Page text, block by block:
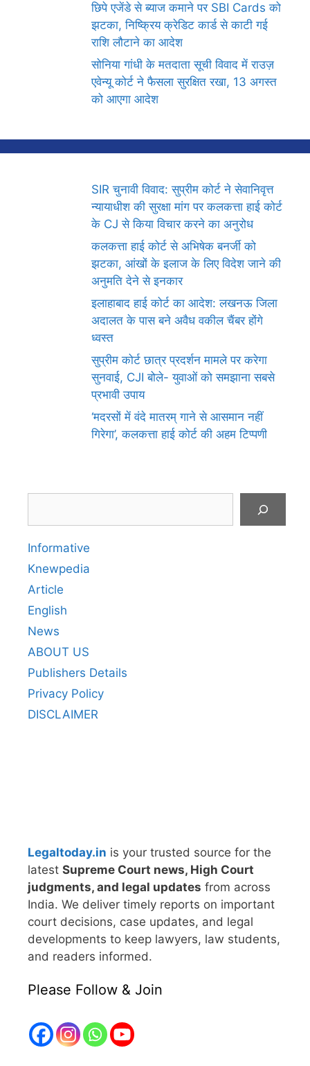
छिपे एजेंडे से ब्याज कमाने पर SBI Cards को
झटका, निष्क्रिय क्रेडिट कार्ड से काटी गई
राशि लौटाने का आदेश
सोनिया गांधी के मतदाता सूची विवाद में राउज़
एवेन्यू कोर्ट ने फैसला सुरक्षित रखा, 13 अगस्त
को आएगा आदेश
SIR चुनावी विवाद: सुप्रीम कोर्ट ने सेवानिवृत्त
न्यायाधीश की सुरक्षा मांग पर कलकत्ता हाई कोर्ट
के CJ से किया विचार करने का अनुरोध
कलकत्ता हाई कोर्ट से अभिषेक बनर्जी को
झटका, आंखों के इलाज के लिए विदेश जाने की
अनुमति देने से इनकार
इलाहाबाद हाई कोर्ट का आदेश: लखनऊ जिला
अदालत के पास बने अवैध वकील चैंबर होंगे
ध्वस्त
सुप्रीम कोर्ट छात्र प्रदर्शन मामले पर करेगा
सुनवाई, CJI बोले- युवाओं को समझाना सबसे
प्रभावी उपाय
‘मदरसों में वंदे मातरम् गाने से आसमान नहीं
गिरेगा’, कलकत्ता हाई कोर्ट की अहम टिप्पणी
Informative
Knewpedia
Article
English
News
ABOUT US
Publishers Details
Privacy Policy
DISCLAIMER
Legaltoday.in is your trusted source for the
latest Supreme Court news, High Court
judgments, and legal updates from across
India. We deliver timely reports on important
court decisions, case updates, and legal
developments to keep lawyers, law students,
and readers informed.
Please Follow & Join